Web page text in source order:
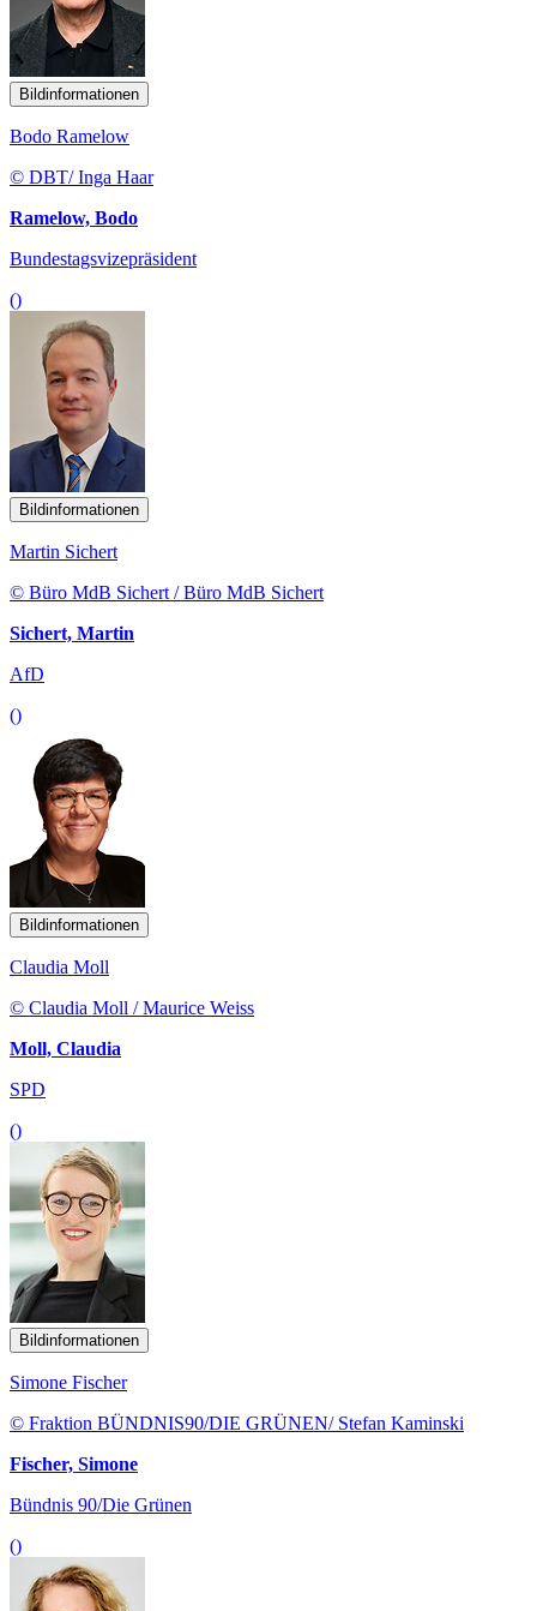
Bildinformationen
Bodo Ramelow
© DBT/ Inga Haar
Ramelow, Bodo
Bundestagsvizepräsident
()
Bildinformationen
Martin Sichert
© Büro MdB Sichert / Büro MdB Sichert
Sichert, Martin
AfD
()
Bildinformationen
Claudia Moll
© Claudia Moll / Maurice Weiss
Moll, Claudia
SPD
()
Bildinformationen
Simone Fischer
© Fraktion BÜNDNIS90/DIE GRÜNEN/ Stefan Kaminski
Fischer, Simone
Bündnis 90/Die Grünen
()